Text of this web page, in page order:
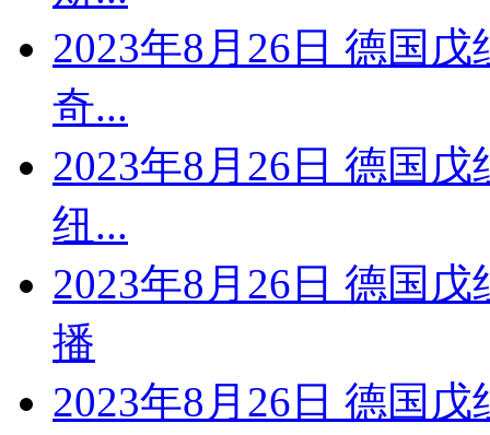
2023年8月26日 德国
奇...
2023年8月26日 德国
纽...
2023年8月26日 德国
播
2023年8月26日 德国